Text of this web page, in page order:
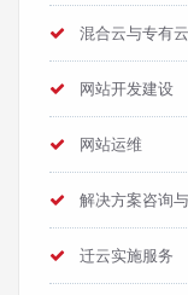
混合云与专有云
网站开发建设
网站运维
解决方案咨询
迁云实施服务